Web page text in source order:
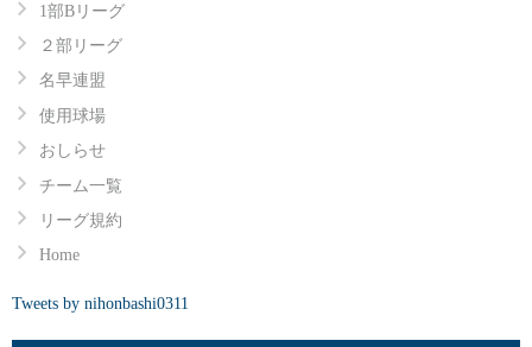
1部Bリーグ
２部リーグ
名早連盟
使用球場
おしらせ
チーム一覧
リーグ規約
Home
Tweets by nihonbashi0311